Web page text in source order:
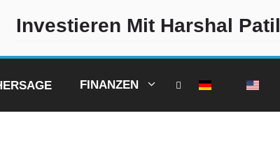
Investieren Mit Harshal Patil
FINANZEN